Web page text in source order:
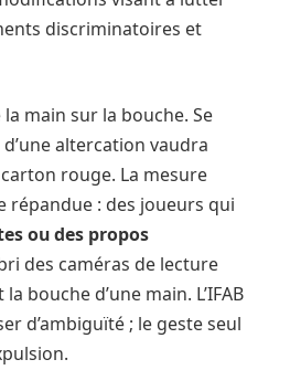
discriminatoires et
main sur la bouche. Se
altercation vaudra
rouge. La mesure
répandue : des joueurs qui
ou des propos
des caméras de lecture
bouche d’une main. L’IFAB
d’ambiguïté ; le geste seul